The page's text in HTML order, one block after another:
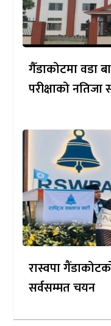
गैँडाकोटमा वडा
परीक्षाको नतिजा
रास्वपा
सर्वसम्मत चयन